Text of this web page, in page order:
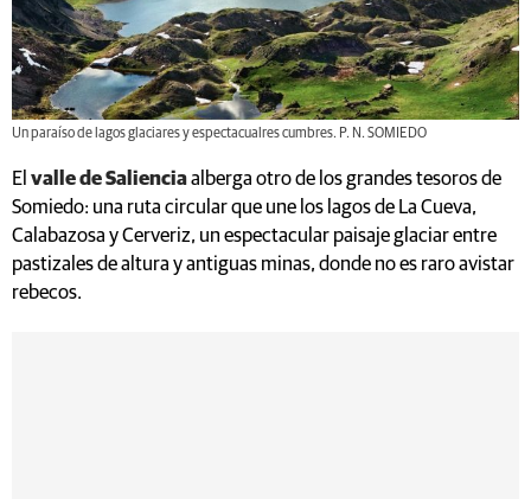
Un paraíso de lagos glaciares y espectacualres cumbres. P. N. SOMIEDO
El valle de Salienciaalberga otro de los grandes tesoros de
Somiedo: una ruta circular que une los lagos de La Cueva,
Calabazosa y Cerveriz, un espectacular paisaje glaciar entre
pastizales de altura y antiguas minas, donde no es raro avistar
rebecos.